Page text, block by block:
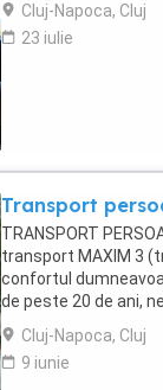
Cluj-Napoca, Cluj
23 iulie
Transport
TRANSPORT
transport MAXIM 3
confortul
de peste 20 de ani,
privat sau de taxi in
Cluj-Napoca, Cluj
9 iunie